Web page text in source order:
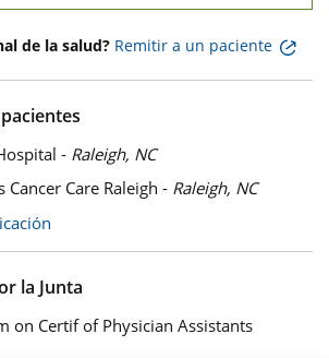
de la salud? Remitir a un paciente
- Raleigh, NC
Cancer Care Raleigh - Raleigh, NC
la Junta
on Certif of Physician Assistants